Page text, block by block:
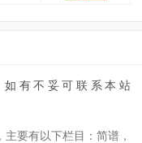
不妥可联系本站
要有以下栏目：简谱，